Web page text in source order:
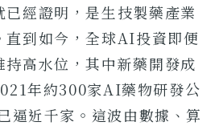
經證明，是生技製藥產業
直到如今，全球AI投資即便
高水位，其中新藥開發成
年約300家AI藥物研發公
逼近千家。這波由數據、算